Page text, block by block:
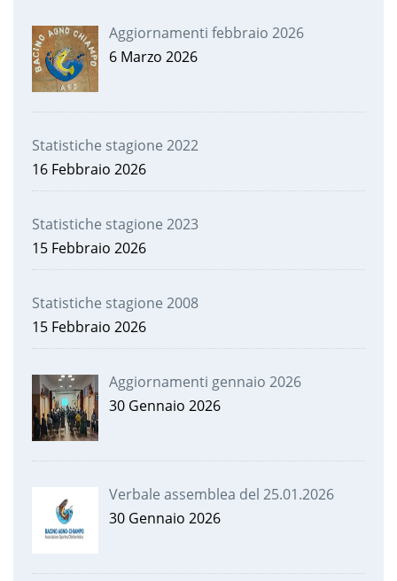
Aggiornamenti febbraio 2026
6 Marzo 2026
Statistiche stagione 2022
16 Febbraio 2026
Statistiche stagione 2023
15 Febbraio 2026
Statistiche stagione 2008
15 Febbraio 2026
Aggiornamenti gennaio 2026
30 Gennaio 2026
Verbale assemblea del 25.01.2026
30 Gennaio 2026